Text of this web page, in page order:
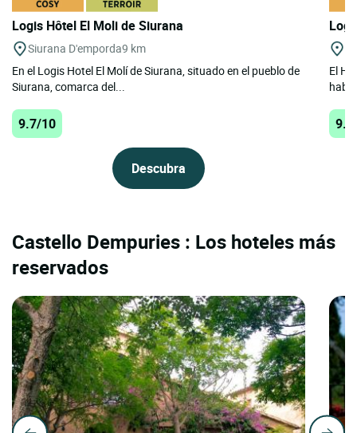
Logis Hôtel El Moli de Siurana
Siurana D'emporda9 km
En el Logis Hotel El Molí de Siurana, situado en el pueblo de
Siurana, comarca del...
9.7/10
Descubra
El
Castello Dempuries : Los hoteles más
reservados